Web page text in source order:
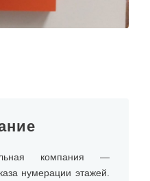
компания —
нумерации этажей.